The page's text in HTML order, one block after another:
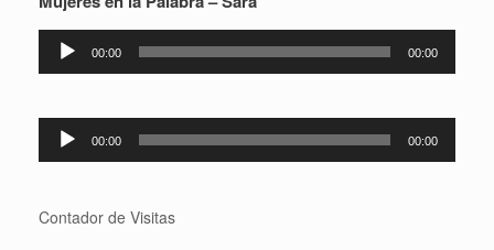
Reproductor
00:00 00:00
Reproductor
00:00 00:00
Contador de Visitas